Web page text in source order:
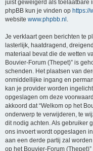
juist geweigerd als toelaatbare
phpBB kun je vinden op https://
website www.phpbb.nl .
Je verklaart geen berichten te
lasterlijk, haatdragend,
materiaal bevat die de wetten
Bouvier-Forum (Thepet)” is
schenden. Het plaatsen van
onmiddellijke ingang en
kan je provider worden
opgeslagen om deze
akkoord dat “Welkom op het
onderwerp te verwijderen, te
dit nodig achten. Als gebruiker
ons invoert wordt opgeslagen
aan een derde partij zal
op het Bouvier-Forum